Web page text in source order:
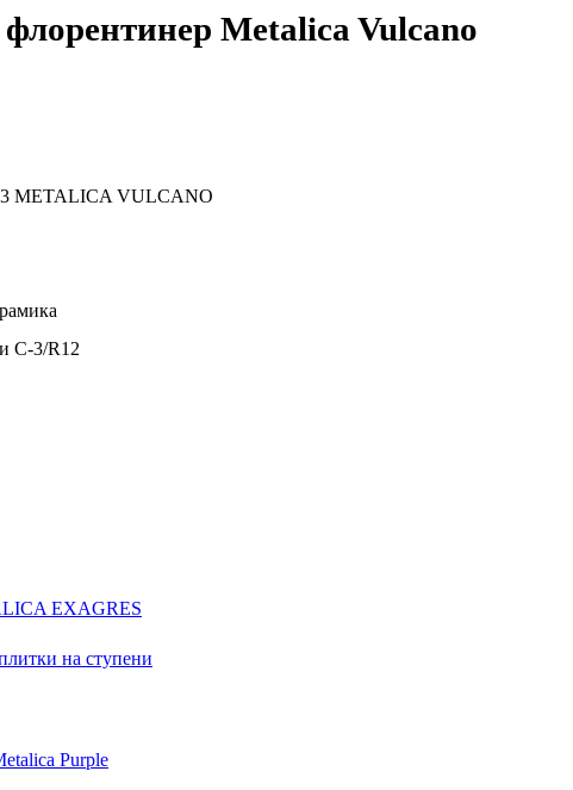
Metalica Vulcano
METALICA VULCANO
C-3/R12
EXAGRES
на ступени
Purple